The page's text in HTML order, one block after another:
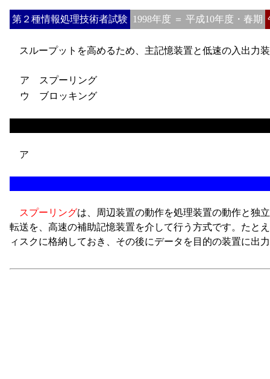
第２種情報処理技術者試験 1998年度 ＝ 平成10年度・春期
スループットを高めるため、主記憶装置と低速の入出力
ア スプーリング
ウ ブロッキング
ア
スプーリングは、周辺装置の動作を処理装置の動作と独
転送を、高速の補助記憶装置を介して行う方式です。たと
ィスクに格納しておき、その後にデータを目的の装置に出